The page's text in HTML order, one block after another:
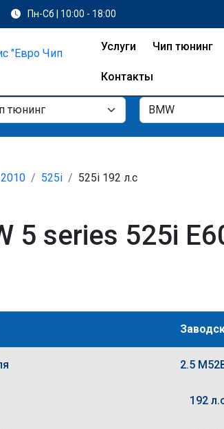
Пн-Сб | 10:00 - 18:00
Услуги Чип тюнинг
Контакты
525i 525i 192 л.с
5 series 525i
2.5
192